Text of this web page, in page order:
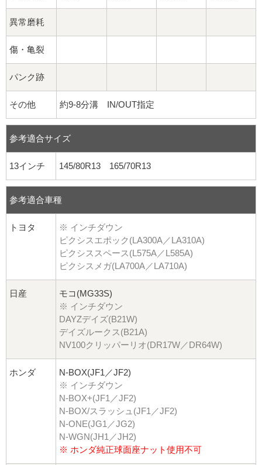
異常磨耗
傷・亀裂
パンク跡
その他 約9-8分溝 IN/OUT指定
参考適合サイズ
13インチ 145/80R13 165/70R13
参考適合車種
トヨタ
※ インチダウン
ピクシスエポック(LA300A／LA310A)
ピクシススペース(L575A／L585A)
ピクシスメガ(LA700A／LA710A)
日産
モコ(MG33S)
※ インチダウン
DAYZデイズ(B21W)
デイズルークス(B21A)
NV100クリッパーリオ(DR17W／DR64W)
ホンダ
N-BOX(JF1／JF2)
※ インチダウン
N-BOX+(JF1／JF2)
N-BOX/スラッシュ(JF1／JF2)
N-ONE(JG1／JG2)
N-WGN(JH1／JH2)
※ ホンダ純正球面座ナット使用不可